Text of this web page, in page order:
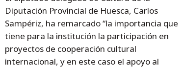
Diputación Provincial de Huesca, Carlos
Sampériz, ha remarcado “la importancia que
tiene para la institución la participación en
proyectos de cooperación cultural
internacional, y en este caso el apoyo al